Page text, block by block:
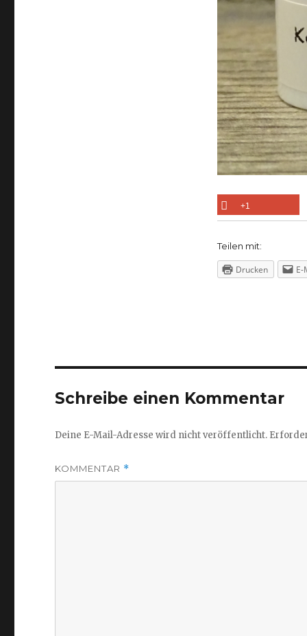
+1
Teilen mit:
Drucken E-
Schreibe einen Kommentar
Deine E-Mail-Adresse wird nicht veröffentlicht.
KOMMENTAR *